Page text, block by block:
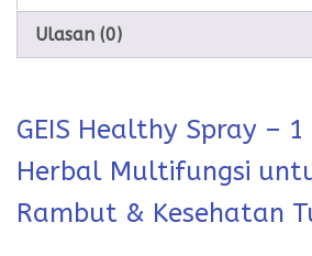
Ulasan (0)
GEIS Healthy Spray –
Herbal Multifungsi
Rambut & Kesehatan